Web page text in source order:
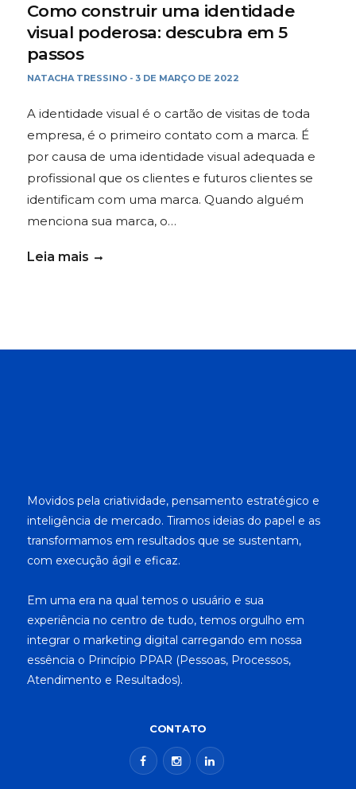
Como construir uma identidade
visual poderosa: descubra em 5
passos
NATACHA TRESSINO - 3 DE MARÇO DE 2022
A identidade visual é o cartão de visitas de toda
empresa, é o primeiro contato com a marca. É
por causa de uma identidade visual adequada e
profissional que os clientes e futuros clientes se
identificam com uma marca. Quando alguém
menciona sua marca, o…
Leia mais
Movidos pela criatividade, pensamento estratégico e
inteligência de mercado. Tiramos ideias do papel e as
transformamos em resultados que se sustentam,
com execução ágil e eficaz.
Em uma era na qual temos o usuário e sua
experiência no centro de tudo, temos orgulho em
integrar o marketing digital carregando em nossa
essência o Princípio PPAR (Pessoas, Processos,
Atendimento e Resultados).
CONTATO